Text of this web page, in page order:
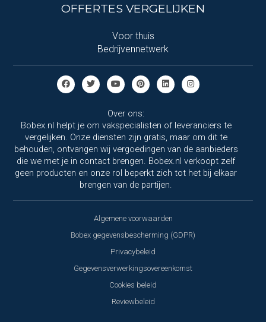
OFFERTES VERGELIJKEN
Voor thuis
Bedrijvennetwerk
Over ons:
Bobex.nl helpt je om vakspecialisten of leveranciers te
vergelijken. Onze diensten zijn gratis, maar om dit te
behouden, ontvangen wij vergoedingen van de aanbieders
die we met je in contact brengen. Bobex.nl verkoopt zelf
geen producten en onze rol beperkt zich tot het bij elkaar
brengen van de partijen.
Algemene voorwaarden
Bobex gegevensbescherming (GDPR)
Privacybeleid
Gegevensverwerkingsovereenkomst
Cookies beleid
Reviewbeleid